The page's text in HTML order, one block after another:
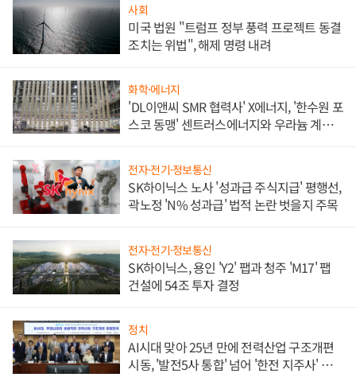
사회
미국 법원 "트럼프 정부 풍력 프로젝트 동결
조치는 위법", 해제 명령 내려
화학·에너지
'DL이앤씨 SMR 협력사' X에너지, '한수원 포
스코 동맹' 센트러스에너지와 우라늄 계약
전자·전기·정보통신
SK하이닉스 노사 '성과급 주식지급' 평행선,
곽노정 'N% 성과급' 법적 논란 벗을지 주목
전자·전기·정보통신
SK하이닉스, 용인 'Y2' 팹과 청주 'M17' 팹
건설에 54조 투자 결정
정치
AI시대 맞아 25년 만에 전력산업 구조개편
시동, '발전5사 통합' 넘어 '한전 지주사' 재편